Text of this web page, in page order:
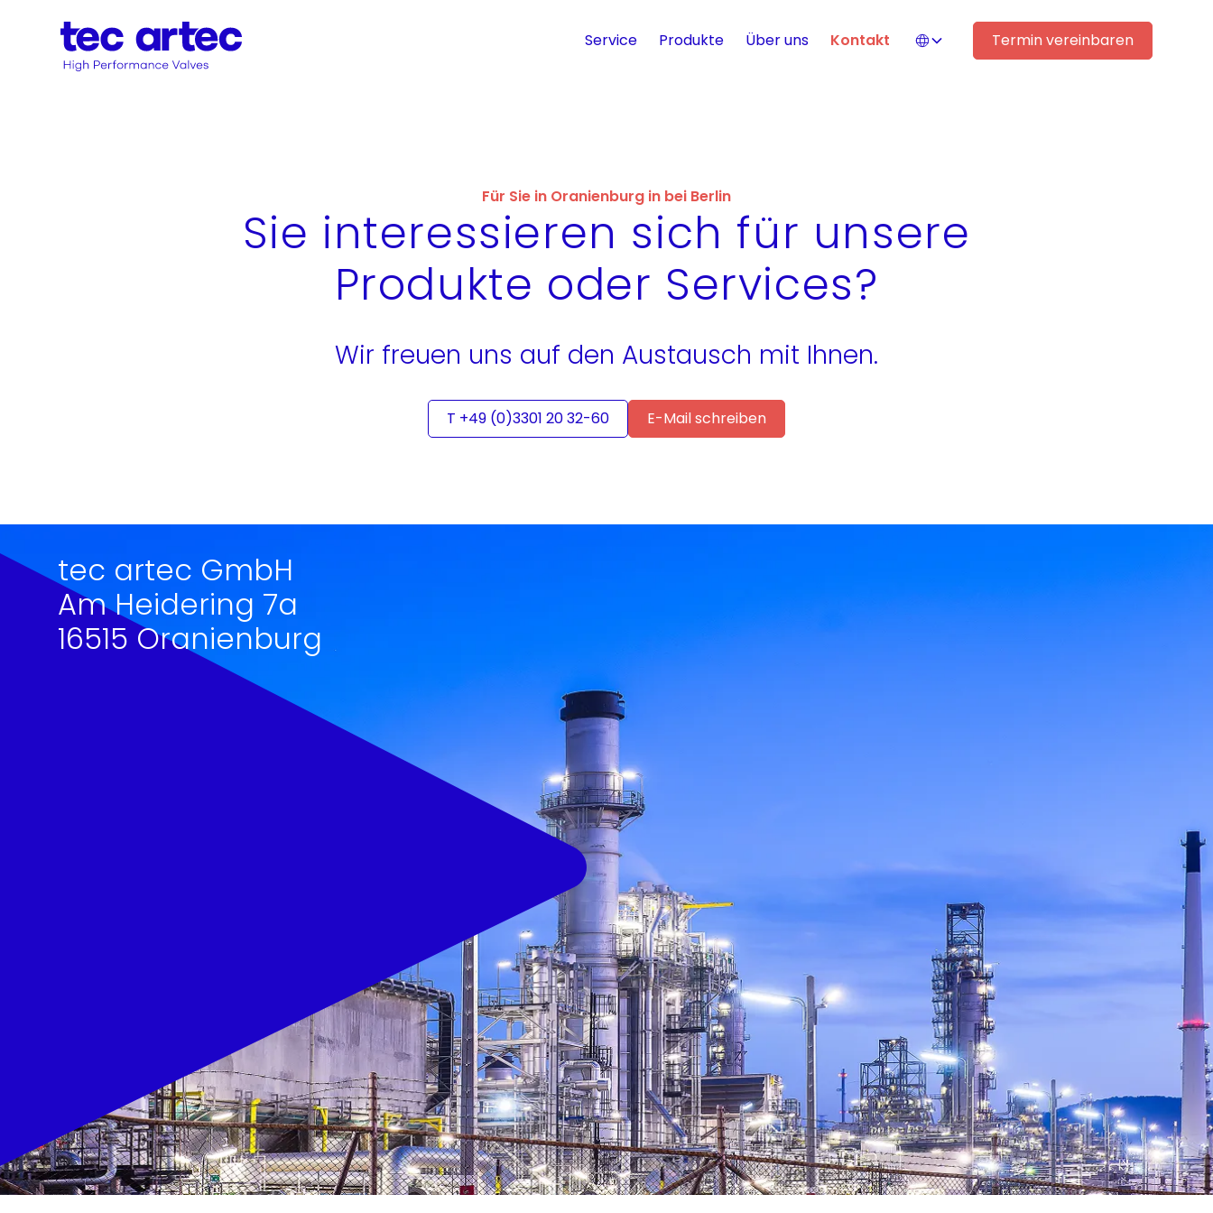
Service Produkte Über uns Kontakt Termin vereinbaren
Für Sie in Oranienburg in bei Berlin
Sie interessieren sich für unsere
Produkte oder Services?
Wir freuen uns auf den Austausch mit Ihnen.
T +49 (0)3301 20 32-60 E-Mail schreiben
tec artec GmbH
Am Heidering 7a
16515 Oranienburg